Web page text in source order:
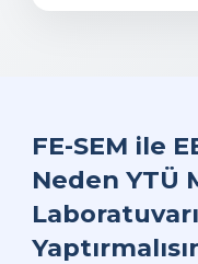
FE-SEM ile
Neden YTÜ